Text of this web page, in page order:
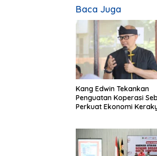
Baca Juga
Kang Edwin Tekankan
Penguatan Koperasi
Perkuat Ekonomi